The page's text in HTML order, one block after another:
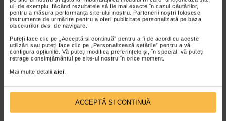
ul, de exemplu, făcând rezultatele să fie mai exacte în cazul căutărilor,
pentru a măsura performanța site-ului nostru. Partenerii noștri folosesc
instrumente de urmărire pentru a oferi publicitate personalizată pe baza
obiceiurilor dvs. de navigare.
Puteți face clic pe „Acceptă si continuă” pentru a fi de acord cu aceste
utilizări sau puteți face clic pe „Personalizează setările” pentru a vă
configura opțiunile. Vă puteți modifica preferințele și, în special, vă puteți
retrage consimțământul pe site-ul nostru în orice moment.
Mai multe detalii aici.
ACCEPTĂ SI CONTINUĂ
Inainte de a cumpara, va rugam, sa consultati tabelul de marimi.
Medicii din intreaga lume au ales acest costum medical unicolor
negru.
Bluza medicala:
cele doua buzunare generos croite in partea inferioara a bluzei
medicale.
Bluza are guler anchior si maneca scurta de tip manseta.